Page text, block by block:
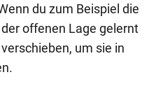
du zum Beispiel die
offenen Lage gelernt
um sie in